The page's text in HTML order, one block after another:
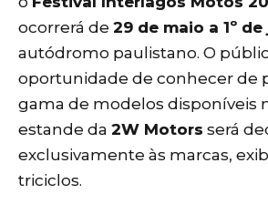
ocorrerá de 29 de maio a 1º
autódromo paulistano. O
oportunidade de conhecer de
gama de modelos disponíveis
estande da 2W Motors será
exclusivamente às marcas,
triciclos.